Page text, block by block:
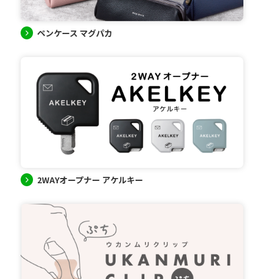
ペンケース マグパカ
2WAYオープナー アケルキー